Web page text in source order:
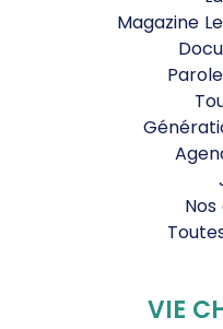
Magazine
VIE